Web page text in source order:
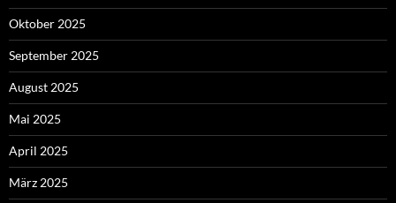
Oktober 2025
September 2025
August 2025
Mai 2025
April 2025
März 2025